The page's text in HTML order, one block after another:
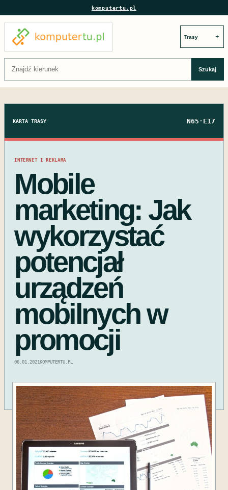
komputertu.pl
＋
Szukaj:
Szukaj
KARTA TRASY N65·E17
INTERNET I REKLAMA
Mobile
marketing: Jak
wykorzystać
potencjał
urządzeń
mobilnych w
promocji
06.01.2021KOMPUTERTU.PL